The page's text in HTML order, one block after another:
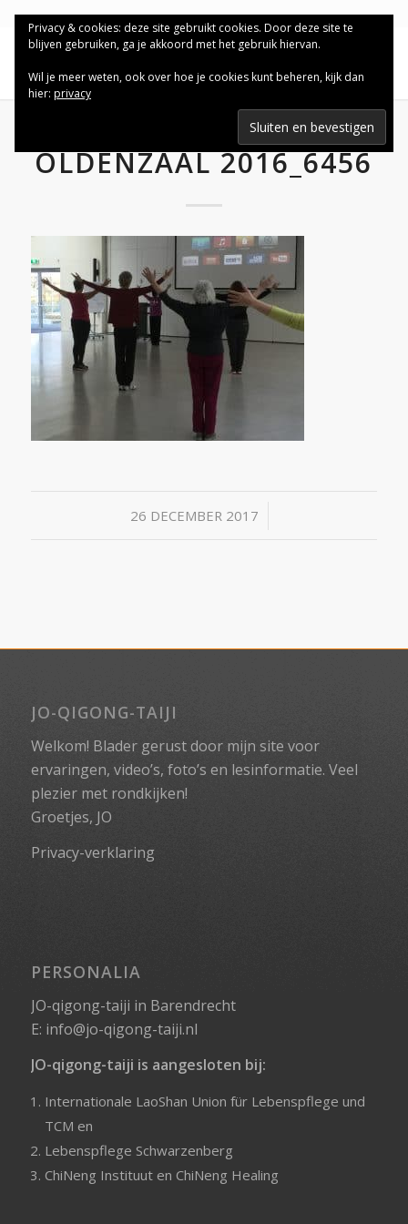
OLDENZAAL 2016_6456
26 DECEMBER 2017
/
JO-QIGONG-TAIJI
Welkom! Blader gerust door mijn site voor
ervaringen, video’s, foto’s en lesinformatie. Veel
plezier met rondkijken!
Groetjes, JO
Privacy-verklaring
PERSONALIA
JO-qigong-taiji in Barendrecht
E: info@jo-qigong-taiji.nl
JO-qigong-taiji is aangesloten bij:
Internationale LaoShan Union für Lebenspflege und
TCM en
Lebenspflege Schwarzenberg
ChiNeng Instituuten ChiNeng Healing
Privacy & cookies: deze site gebruikt cookies. Door deze site te
blijven gebruiken, ga je akkoord met het gebruik hiervan.
Wil je meer weten, ook over hoe je cookies kunt beheren, kijk dan
hier: privacy